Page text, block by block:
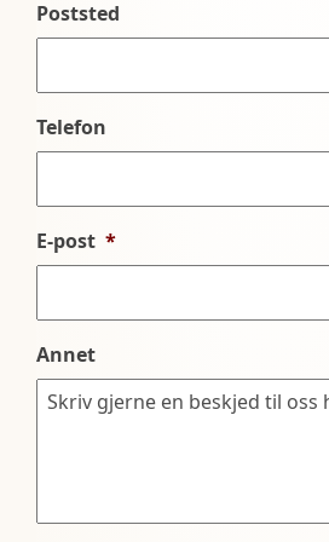
Poststed
Telefon
E-post *
Annet